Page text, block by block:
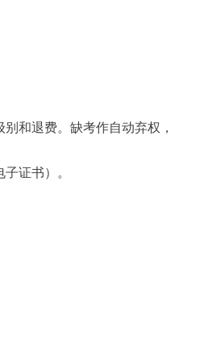
和退费。缺考作自动弃权，
证书）。